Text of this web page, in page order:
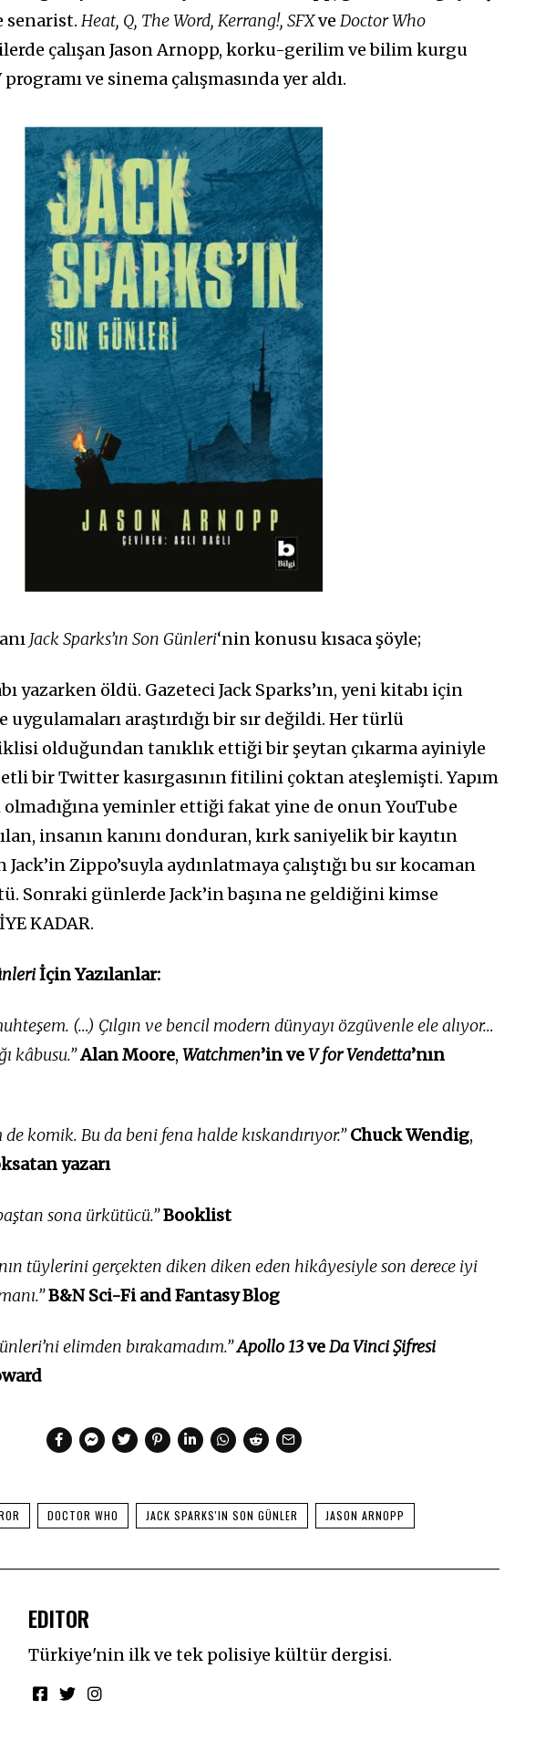
senarist. Heat, Q, The Word, Kerrang!, SFXve Doctor Who
çalışan Jason Arnopp, korku-gerilim ve bilim kurgu
ve sinema çalışmasında yer aldı.
Jack Sparks’ın Son Günleri‘nin konusu kısaca şöyle;
yazarken öldü. Gazeteci Jack Sparks’ın, yeni kitabı için
uygulamaları araştırdığı bir sır değildi. Her türlü
olduğundan tanıklık ettiği bir şeytan çıkarma ayiniyle
bir Twitter kasırgasının fitilini çoktan ateşlemişti. Yapım
olmadığına yeminler ettiği fakat yine de onun YouTube
insanın kanını donduran, kırk saniyelik bir kayıtın
Zippo’suyla aydınlatmaya çalıştığı bu sır kocaman
Sonraki günlerde Jack’in başına ne geldiğini kimse
KADAR.
İçin Yazılanlar:
(…) Çılgın ve bencil modern dünyayı özgüvenle ele alıyor…
kâbusu.”Alan Moore, Watchmen’in veV for Vendetta’nın
komik. Bu da beni fena halde kıskandırıyor.”Chuck Wendig,
yazarı
sona ürkütücü.”Booklist
tüylerini gerçekten diken diken eden hikâyesiyle son derece iyi
B&N Sci-Fi and Fantasy Blog
elimden bırakamadım.”Apollo 13veDa Vinci Şifresi
DOCTOR WHO JACK SPARKS'IN SON GÜNLER JASON ARNOPP
EDITOR
Türkiye'nin ilk ve tek polisiye kültür dergisi.